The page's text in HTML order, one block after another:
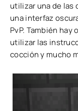
utilizar una de
una interfaz
PvP. También
utilizar las
cocción y mucho